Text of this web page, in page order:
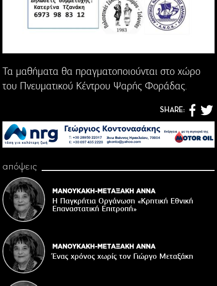
Τα μαθήματα θα πραγματοποιούνται στο χώρο
του Πνευματικού Κέντρου Ψαρής Φοράδας.
SHARE:
απόψεις
ΜΑΝΟΥΚΑΚΗ-ΜΕΤΑΞΑΚΗ ΑΝΝΑ
Η Παγκρήτια Οργάνωση «Κρητική Εθνική
Επαναστατική Eπιτροπή»
ΜΑΝΟΥΚΑΚΗ-ΜΕΤΑΞΑΚΗ ΑΝΝΑ
Ένας χρόνος χωρίς τον Γιώργο Μεταξάκη